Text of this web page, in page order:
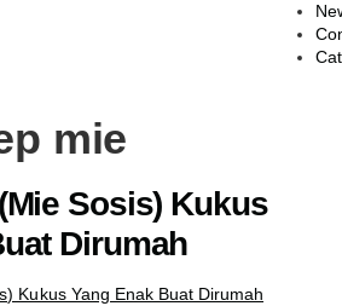
mie
Sosis) Kukus
Dirumah